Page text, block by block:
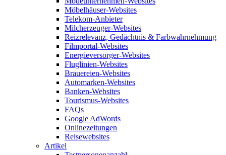
Möbelhäuser-Websites
Telekom-Anbieter
Milcherzeuger-Websites
Reizrelevanz, Gedächtnis & Farbwahrnehmung
Filmportal-Websites
Energieversorger-Websites
Fluglinien-Websites
Brauereien-Websites
Automarken-Websites
Banken-Websites
Tourismus-Websites
FAQs
Google AdWords
Onlinezeitungen
Reisewebsites
Artikel